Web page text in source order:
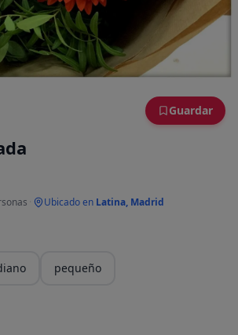
Guardar
Ubicado en Latina, Madrid
pequeño